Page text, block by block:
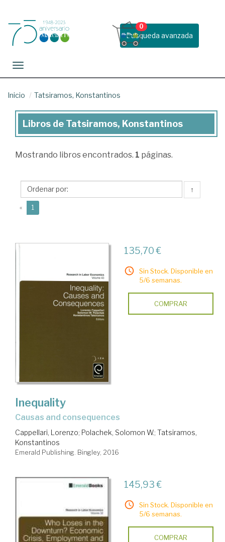
Busqueda avanzada
0
Toggle navigation
Inicio Tatsiramos, Konstantinos
Libros
Tatsiramos,
Libros de Tatsiramos, Konstantinos
Mostrando libros encontrados. 1 páginas.
↑
« 1
135,70 €
Sin Stock. Disponible en
5/6 semanas.
COMPRAR
Inequality
causas and consequences
Cappellari, Lorenzo; Polachek, Solomon W.; Tatsiramos,
Konstantinos
Emerald Publishing. Bingley, 2016
145,93 €
Sin Stock. Disponible en
5/6 semanas.
COMPRAR